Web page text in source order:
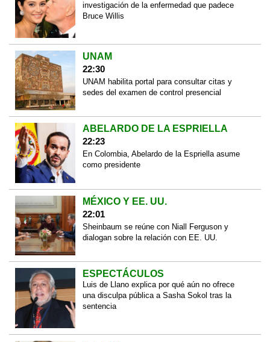
investigación de la enfermedad que padece
Bruce Willis
UNAM
22:30
UNAM habilita portal para consultar citas y
sedes del examen de control presencial
ABELARDO DE LA ESPRIELLA
22:23
En Colombia, Abelardo de la Espriella asume
como presidente
MÉXICO Y EE. UU.
22:01
Sheinbaum se reúne con Niall Ferguson y
dialogan sobre la relación con EE. UU.
ESPECTÁCULOS
Luis de Llano explica por qué aún no ofrece
una disculpa pública a Sasha Sokol tras la
sentencia